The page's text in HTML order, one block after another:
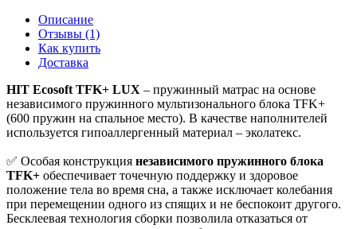
Описание
Отзывы (1)
Как купить
Доставка
HIT Ecosoft TFK+ LUX – пружинный матрас на основе
независимого пружинного мультизонального блока TFK+
(600 пружин на спальное место). В качестве наполнителей
используется гипоаллергенный материал – эколатекс.
✅ Особая конструкция независимого пружинного блока
TFK+ обеспечивает точечную поддержку и здоровое
положение тела во время сна, а также исключает колебания
при перемещении одного из спящих и не беспокоит другого.
Бесклеевая технология сборки позволила отказаться от